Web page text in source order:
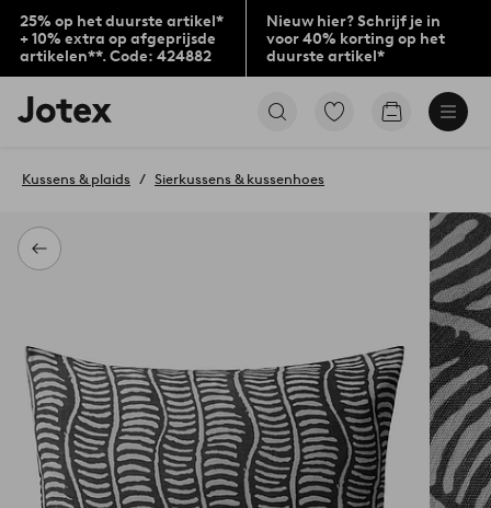
25% op het duurste artikel*
+ 10% extra op afgeprijsde
artikelen**. Code: 424882
Nieuw hier? Schrijf je in
voor 40% korting op het
duurste artikel*
Jotex
logo
to
home
page
Ga
Go
Terug
Kussens & plaids Sierkussens & kussenhoes